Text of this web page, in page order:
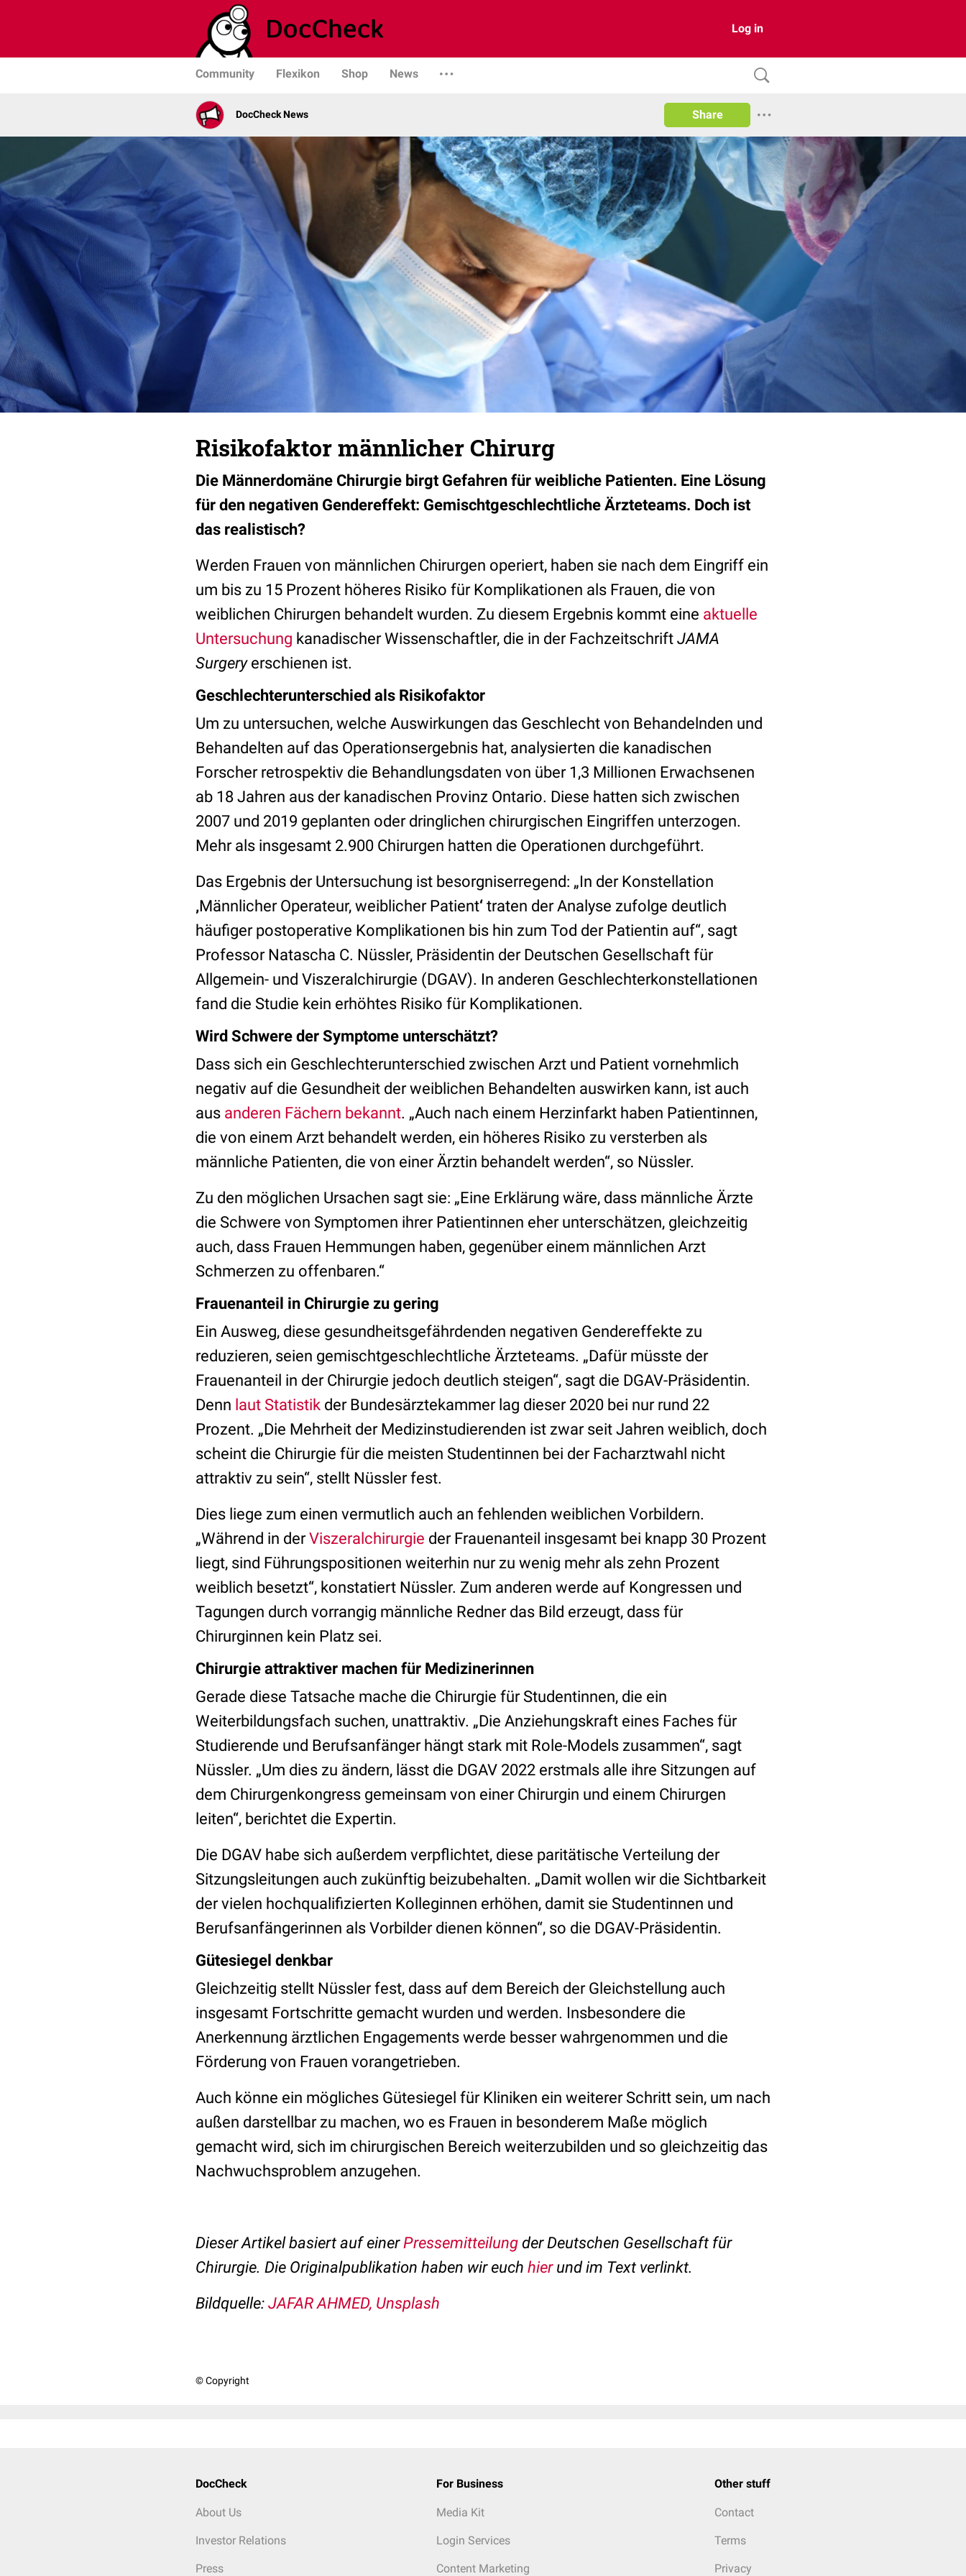
Log in
Community Flexikon Shop News
DocCheck News Share
Risikofaktor männlicher Chirurg
Die Männerdomäne Chirurgie birgt Gefahren für weibliche Patienten. Eine Lösung
für den negativen Gendereffekt: Gemischtgeschlechtliche Ärzteteams. Doch ist
das realistisch?
Werden Frauen von männlichen Chirurgen operiert, haben sie nach dem Eingriff ein
um bis zu 15 Prozent höheres Risiko für Komplikationen als Frauen, die von
weiblichen Chirurgen behandelt wurden. Zu diesem Ergebnis kommt eine aktuelle
Untersuchung kanadischer Wissenschaftler, die in der Fachzeitschrift JAMA
Surgeryerschienen ist.
Geschlechterunterschied als Risikofaktor
Um zu untersuchen, welche Auswirkungen das Geschlecht von Behandelnden und
Behandelten auf das Operationsergebnis hat, analysierten die kanadischen
Forscher retrospektiv die Behandlungsdaten von über 1,3 Millionen Erwachsenen
ab 18 Jahren aus der kanadischen Provinz Ontario. Diese hatten sich zwischen
2007 und 2019 geplanten oder dringlichen chirurgischen Eingriffen unterzogen.
Mehr als insgesamt 2.900 Chirurgen hatten die Operationen durchgeführt.
Das Ergebnis der Untersuchung ist besorgniserregend: „In der Konstellation
‚Männlicher Operateur, weiblicher Patient‘ traten der Analyse zufolge deutlich
häufiger postoperative Komplikationen bis hin zum Tod der Patientin auf“, sagt
Professor Natascha C. Nüssler, Präsidentin der Deutschen Gesellschaft für
Allgemein- und Viszeralchirurgie (DGAV). In anderen Geschlechterkonstellationen
fand die Studie kein erhöhtes Risiko für Komplikationen.
Wird Schwere der Symptome unterschätzt?
Dass sich ein Geschlechterunterschied zwischen Arzt und Patient vornehmlich
negativ auf die Gesundheit der weiblichen Behandelten auswirken kann, ist auch
aus anderen Fächern bekannt. „Auch nach einem Herzinfarkt haben Patientinnen,
die von einem Arzt behandelt werden, ein höheres Risiko zu versterben als
männliche Patienten, die von einer Ärztin behandelt werden“, so Nüssler.
Zu den möglichen Ursachen sagt sie: „Eine Erklärung wäre, dass männliche Ärzte
die Schwere von Symptomen ihrer Patientinnen eher unterschätzen, gleichzeitig
auch, dass Frauen Hemmungen haben, gegenüber einem männlichen Arzt
Schmerzen zu offenbaren.“
Frauenanteil in Chirurgie zu gering
Ein Ausweg, diese gesundheitsgefährdenden negativen Gendereffekte zu
reduzieren, seien gemischtgeschlechtliche Ärzteteams. „Dafür müsste der
Frauenanteil in der Chirurgie jedoch deutlich steigen“, sagt die DGAV-Präsidentin.
Denn laut Statistik der Bundesärztekammer lag dieser 2020 bei nur rund 22
Prozent. „Die Mehrheit der Medizinstudierenden ist zwar seit Jahren weiblich, doch
scheint die Chirurgie für die meisten Studentinnen bei der Facharztwahl nicht
attraktiv zu sein“, stellt Nüssler fest.
Dies liege zum einen vermutlich auch an fehlenden weiblichen Vorbildern.
„Während in derViszeralchirurgie der Frauenanteil insgesamt bei knapp 30 Prozent
liegt, sind Führungspositionen weiterhin nur zu wenig mehr als zehn Prozent
weiblich besetzt“, konstatiert Nüssler. Zum anderen werde auf Kongressen und
Tagungen durch vorrangig männliche Redner das Bild erzeugt, dass für
Chirurginnen kein Platz sei.
Chirurgie attraktiver machen für Medizinerinnen
Gerade diese Tatsache mache die Chirurgie für Studentinnen, die ein
Weiterbildungsfach suchen, unattraktiv. „Die Anziehungskraft eines Faches für
Studierende und Berufsanfänger hängt stark mit Role-Models zusammen“, sagt
Nüssler. „Um dies zu ändern, lässt die DGAV 2022 erstmals alle ihre Sitzungen auf
dem Chirurgenkongress gemeinsam von einer Chirurgin und einem Chirurgen
leiten“, berichtet die Expertin.
Die DGAV habe sich außerdem verpflichtet, diese paritätische Verteilung der
Sitzungsleitungen auch zukünftig beizubehalten. „Damit wollen wir die Sichtbarkeit
der vielen hochqualifizierten Kolleginnen erhöhen, damit sie Studentinnen und
Berufsanfängerinnen als Vorbilder dienen können“, so die DGAV-Präsidentin.
Gütesiegel denkbar
Gleichzeitig stellt Nüssler fest, dass auf dem Bereich der Gleichstellung auch
insgesamt Fortschritte gemacht wurden und werden. Insbesondere die
Anerkennung ärztlichen Engagements werde besser wahrgenommen und die
Förderung von Frauen vorangetrieben.
Auch könne ein mögliches Gütesiegel für Kliniken ein weiterer Schritt sein, um nach
außen darstellbar zu machen, wo es Frauen in besonderem Maße möglich
gemacht wird, sich im chirurgischen Bereich weiterzubilden und so gleichzeitig das
Nachwuchsproblem anzugehen.
Dieser Artikel basiert auf einerPressemitteilung derDeutschen Gesellschaft für
Chirurgie. Die Originalpublikation haben wir euch hierund im Text verlinkt.
Bildquelle: JAFAR AHMED, Unsplash
© Copyright
DocCheck
About Us
Investor Relations
Press
For Business
Media Kit
Login Services
Content Marketing
Other stuff
Contact
Terms
Privacy